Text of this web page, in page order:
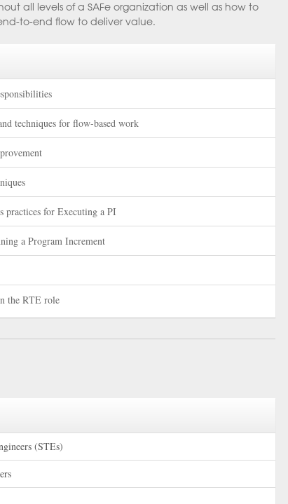
all levels of a SAFe organization as well as how to
to-end flow to deliver value.
techniques for flow-based work
practices for Executing a PI
a Program Increment
the RTE role
(STEs)